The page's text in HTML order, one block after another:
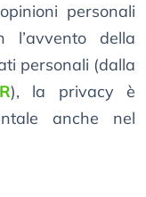
personali
l’avvento della
personali (dalla
), la privacy è
anche nel